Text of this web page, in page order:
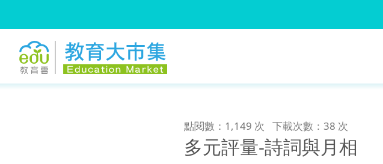
點閱數：1,149 次 下載次數：38 次
多元評量-詩詞與月相